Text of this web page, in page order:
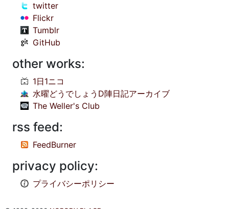
twitter
Flickr
Tumblr
GitHub
other works:
1日1ニコ
水曜どうでしょうD陣日記アーカイブ
The Weller's Club
rss feed:
FeedBurner
privacy policy:
プライバシーポリシー